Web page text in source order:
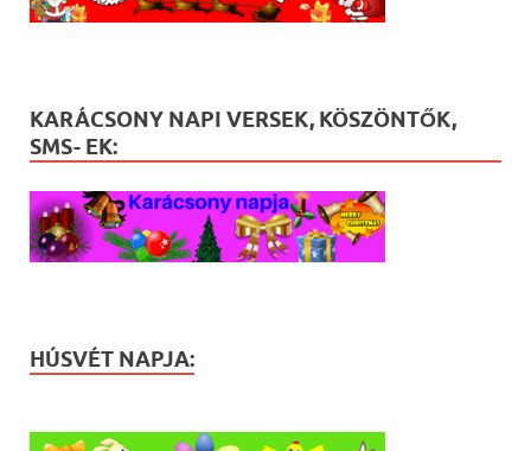
KARÁCSONY NAPI VERSEK, KÖSZÖNTŐK,
SMS- EK:
HÚSVÉT NAPJA: